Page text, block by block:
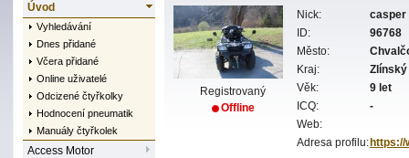
Úvod
Vyhledávání
Dnes přidané
Včera přidané
Online uživatelé
Odcizené čtyřkolky
Hodnocení pneumatik
Manuály čtyřkolek
Access Motor
Registrovaný
Offline
Nick:
casper
ID:
96768
Město:
Kraj:
Zlínský
Věk:
9 let
ICQ:
-
Web:
Adresa profilu: https://